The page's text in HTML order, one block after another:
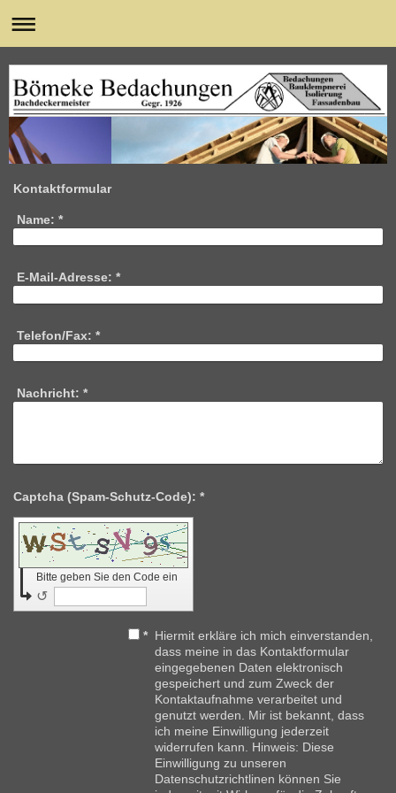
Kontaktformular
Name: *
E-Mail-Adresse: *
Telefon/Fax: *
Nachricht: *
Captcha (Spam-Schutz-Code): *
Bitte geben Sie den Code ein
↺
* Hiermit erkläre ich mich einverstanden,
dass meine in das Kontaktformular
eingegebenen Daten elektronisch
gespeichert und zum Zweck der
Kontaktaufnahme verarbeitet und
genutzt werden. Mir ist bekannt, dass
ich meine Einwilligung jederzeit
widerrufen kann. Hinweis: Diese
Einwilligung zu unseren
Datenschutzrichtlinen können Sie